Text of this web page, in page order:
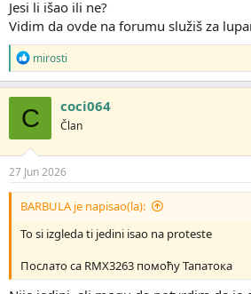
Jesi li išao ili ne?
Vidim da ovde na forumu služiš za
R
e
a
g
o
v
a
n
j
mirosti
C coci064
Član
27 Jun 2026
BARBULA je napisao(la):
To si izgleda ti jedini isao na proteste
Послато са RMX3263 помоћу Тапатока